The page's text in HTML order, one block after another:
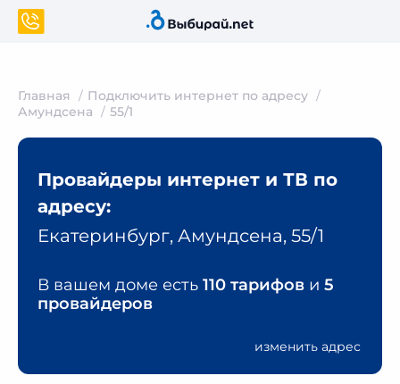
Главная
Подключить интернет по адресу
Амундсена
55/1
изменить адрес
Провайдеры интернет и ТВ по
адресу:
Екатеринбург, Амундсена, 55/1
В вашем доме есть 110 тарифов и 5
провайдеров